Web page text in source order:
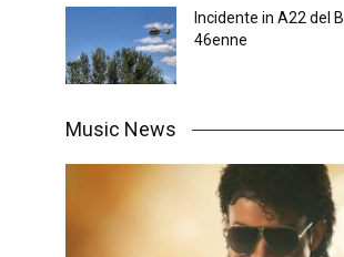
Incidente in A22 del
46enne
Music News